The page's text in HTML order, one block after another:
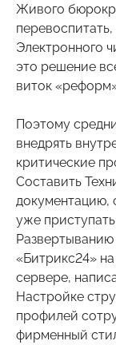
Живого
Электронного
это решение
виток
Поэтому
внедрять
критические
Составить
документацию,
уже
«Битрикс24»
сервере,
Настройке
профилей
фирменный